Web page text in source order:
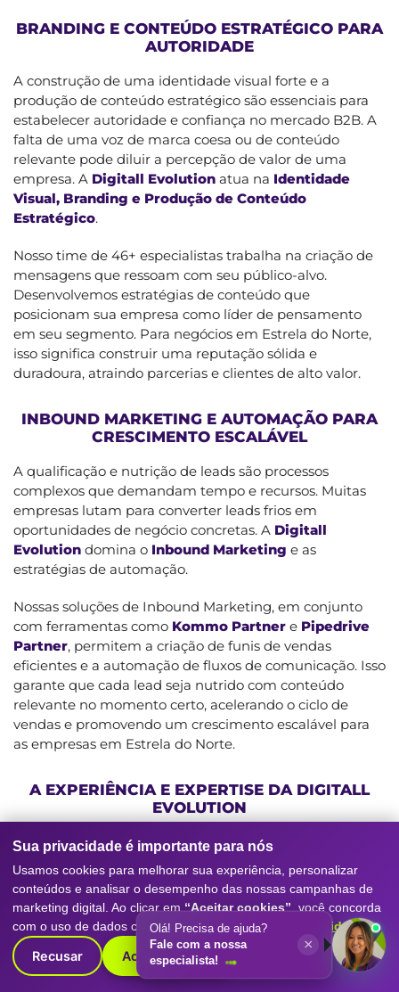
BRANDING E CONTEÚDO ESTRATÉGICO PARA
AUTORIDADE
A construção de uma identidade visual forte e a
produção de conteúdo estratégico são essenciais para
estabelecer autoridade e confiança no mercado B2B. A
falta de uma voz de marca coesa ou de conteúdo
relevante pode diluir a percepção de valor de uma
empresa. A Digitall Evolution atua na Identidade
Visual, Branding e Produção de Conteúdo
Estratégico.
Nosso time de 46+ especialistas trabalha na criação de
mensagens que ressoam com seu público-alvo.
Desenvolvemos estratégias de conteúdo que
posicionam sua empresa como líder de pensamento
em seu segmento. Para negócios em Estrela do Norte,
isso significa construir uma reputação sólida e
duradoura, atraindo parcerias e clientes de alto valor.
INBOUND MARKETING E AUTOMAÇÃO PARA
CRESCIMENTO ESCALÁVEL
A qualificação e nutrição de leads são processos
complexos que demandam tempo e recursos. Muitas
empresas lutam para converter leads frios em
oportunidades de negócio concretas. A Digitall
Evolution domina o Inbound Marketing e as
estratégias de automação.
Nossas soluções de Inbound Marketing, em conjunto
com ferramentas como Kommo Partner e Pipedrive
Partner, permitem a criação de funis de vendas
eficientes e a automação de fluxos de comunicação. Isso
garante que cada lead seja nutrido com conteúdo
relevante no momento certo, acelerando o ciclo de
vendas e promovendo um crescimento escalável para
as empresas em Estrela do Norte.
A EXPERIÊNCIA E EXPERTISE DA DIGITALL
EVOLUTION
Com mais de 10 anos de experiência no mercado, a
Consultoria de Marketing B2B
. Atendemos mais
de 620 clientes, o que valida nossa capacidade de
entregar resultados consistentes e mensuráveis. Nossa
equipe multidisciplinar é composta por mais de 46
especialistas dedicados a cada aspecto do marketing
digital.
Sua privacidade é importante para nós
Usamos cookies para melhorar sua experiência, personalizar
conteúdos e analisar o desempenho das nossas campanhas de
marketing digital. Ao clicar em “Aceitar cookies” , você concorda
com o uso de dados conforme nossaPolítica de Privacidade.
Recusar Aceitar cookies
Olá! Precisa de ajuda?
Fale com a nossa
especialista!
×